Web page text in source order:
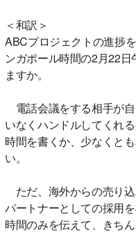
＜和訳＞
ABCプロジェクトの進捗
ンガポール時間の2月22
ますか。
電話会議をする相手が
いなくハンドルしてくれ
時間を書くか、少なくと
い。
ただ、海外からの売り
パートナーとしての採用
時間のみを伝えて、きち